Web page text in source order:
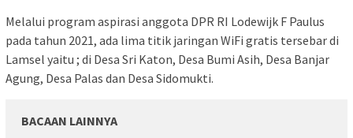
Melalui program aspirasi anggota DPR RI Lodewijk F Paulus
pada tahun 2021, ada lima titik jaringan WiFi gratis tersebar di
Lamsel yaitu ; di Desa Sri Katon, Desa Bumi Asih, Desa Banjar
Agung, Desa Palas dan Desa Sidomukti.
BACAAN LAINNYA